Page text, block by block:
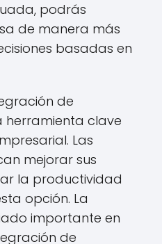
podrás
de manera más
basadas en
de
herramienta clave
Las
mejorar sus
la productividad
opción. La
importante en
de